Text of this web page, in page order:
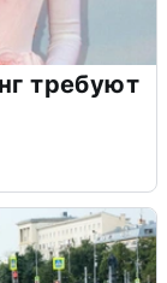
требуют